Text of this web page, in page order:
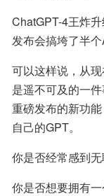
ChatGPT-4王炸
发布会搞垮了半个
可以这样说，从
是遥不可及的一
重磅发布的新功
自己的GPT。
你是否经常感到
你是否想要拥有